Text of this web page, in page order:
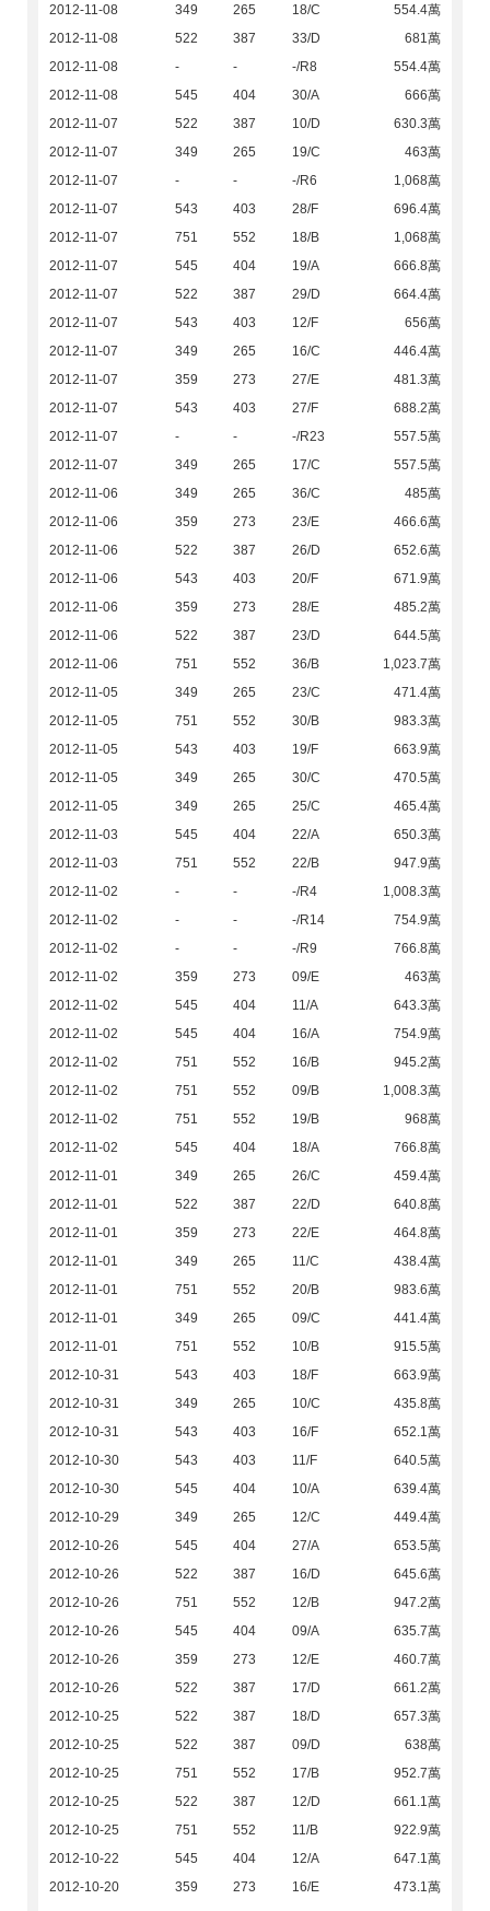
2012-11-08
349 265 18/C
554.4萬
2012-11-08
522 387 33/D
681萬
2012-11-08
- - -/R8
554.4萬
2012-11-08
545 404 30/A
666萬
2012-11-07
522 387 10/D
630.3萬
2012-11-07
349 265 19/C
463萬
2012-11-07
- - -/R6
1,068萬
2012-11-07
543 403 28/F
696.4萬
2012-11-07
751 552 18/B
1,068萬
2012-11-07
545 404 19/A
666.8萬
2012-11-07
522 387 29/D
664.4萬
2012-11-07
543 403 12/F
656萬
2012-11-07
349 265 16/C
446.4萬
2012-11-07
359 273 27/E
481.3萬
2012-11-07
543 403 27/F
688.2萬
2012-11-07
- - -/R23
557.5萬
2012-11-07
349 265 17/C
557.5萬
2012-11-06
349 265 36/C
485萬
2012-11-06
359 273 23/E
466.6萬
2012-11-06
522 387 26/D
652.6萬
2012-11-06
543 403 20/F
671.9萬
2012-11-06
359 273 28/E
485.2萬
2012-11-06
522 387 23/D
644.5萬
2012-11-06
751 552 36/B
1,023.7萬
2012-11-05
349 265 23/C
471.4萬
2012-11-05
751 552 30/B
983.3萬
2012-11-05
543 403 19/F
663.9萬
2012-11-05
349 265 30/C
470.5萬
2012-11-05
349 265 25/C
465.4萬
2012-11-03
545 404 22/A
650.3萬
2012-11-03
751 552 22/B
947.9萬
2012-11-02
- - -/R4
1,008.3萬
2012-11-02
- - -/R14
754.9萬
2012-11-02
- - -/R9
766.8萬
2012-11-02
359 273 09/E
463萬
2012-11-02
545 404 11/A
643.3萬
2012-11-02
545 404 16/A
754.9萬
2012-11-02
751 552 16/B
945.2萬
2012-11-02
751 552 09/B
1,008.3萬
2012-11-02
751 552 19/B
968萬
2012-11-02
545 404 18/A
766.8萬
2012-11-01
349 265 26/C
459.4萬
2012-11-01
522 387 22/D
640.8萬
2012-11-01
359 273 22/E
464.8萬
2012-11-01
349 265 11/C
438.4萬
2012-11-01
751 552 20/B
983.6萬
2012-11-01
349 265 09/C
441.4萬
2012-11-01
751 552 10/B
915.5萬
2012-10-31
543 403 18/F
663.9萬
2012-10-31
349 265 10/C
435.8萬
2012-10-31
543 403 16/F
652.1萬
2012-10-30
543 403 11/F
640.5萬
2012-10-30
545 404 10/A
639.4萬
2012-10-29
349 265 12/C
449.4萬
2012-10-26
545 404 27/A
653.5萬
2012-10-26
522 387 16/D
645.6萬
2012-10-26
751 552 12/B
947.2萬
2012-10-26
545 404 09/A
635.7萬
2012-10-26
359 273 12/E
460.7萬
2012-10-26
522 387 17/D
661.2萬
2012-10-25
522 387 18/D
657.3萬
2012-10-25
522 387 09/D
638萬
2012-10-25
751 552 17/B
952.7萬
2012-10-25
522 387 12/D
661.1萬
2012-10-25
751 552 11/B
922.9萬
2012-10-22
545 404 12/A
647.1萬
2012-10-20
359 273 16/E 473.1萬